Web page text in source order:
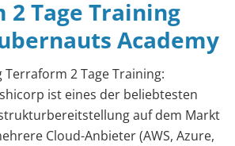
Tage Training
Academy
2 Tage Training:
ist eines der beliebtesten
auf dem Markt
Cloud-Anbieter (AWS, Azure,